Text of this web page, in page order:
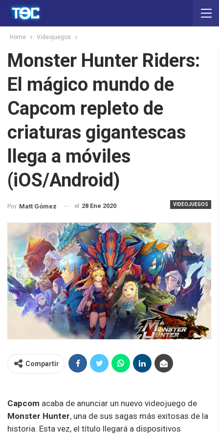
Home Videojuegos
Monster Hunter Riders:
El mágico mundo de
Capcom repleto de
criaturas gigantescas
llega a móviles
(iOS/Android)
VIDEOJUEGOS
Por Matt Gómez el 28 Ene 2020
Compartir
Capcom acaba de anunciar un nuevo videojuego de
Monster Hunter, una de sus sagas más exitosas de la
historia. Esta vez, el título llegará a dispositivos